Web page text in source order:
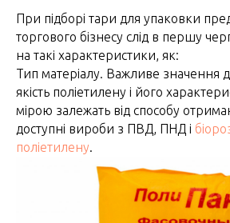
При підборі тари для упаковки
торгового бізнесу слід в першу
на такі характеристики, як:
Тип матеріалу. Важливе значення
якість поліетилену і його
мірою залежать від способу
доступні вироби з ПВД, ПНД і
поліетилену.